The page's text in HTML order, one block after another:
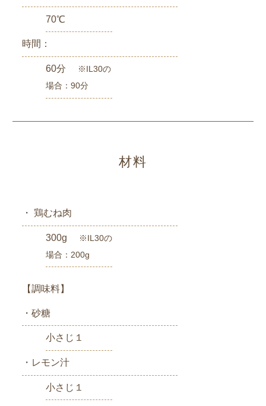
70℃
時間：
60分
※IL30の
場合：90分
材料
・ 鶏むね肉
300g
※IL30の
場合：200g
【調味料】
・砂糖
小さじ１
・レモン汁
小さじ１